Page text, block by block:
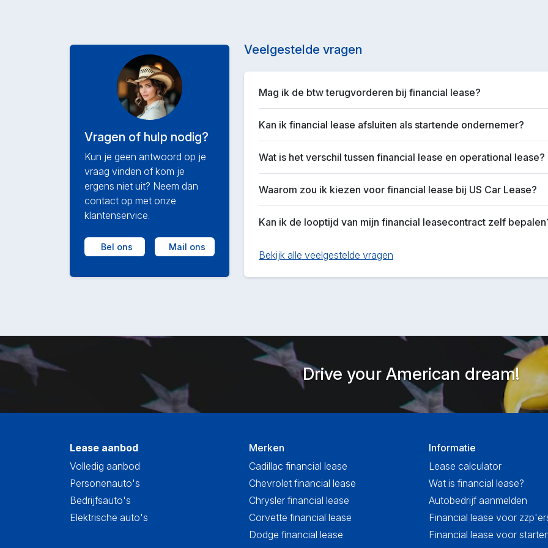
Veelgestelde vragen
Mag ik de btw terugvorderen bij financial lease?
Kan ik financial lease afsluiten als startende ondernemer?
Wat is het verschil tussen financial lease en operational lease?
Waarom zou ik kiezen voor financial lease bij US Car Lease?
Kan ik de looptijd van mijn financial leasecontract zelf
Bekijk alle veelgestelde vragen
Vragen of hulp nodig?
Kun je geen antwoord op je
vraag vinden of kom je
ergens niet uit? Neem dan
contact op met onze
klantenservice.
Bel ons Mail ons
Drive your American dream!
Lease aanbod
Volledig aanbod
Personenauto's
Bedrijfsauto's
Elektrische auto's
Merken
Cadillac financial lease
Chevrolet financial lease
Chrysler financial lease
Corvette financial lease
Dodge financial lease
Informatie
Lease calculator
Wat is financial lease?
Autobedrijf aanmelden
Financial lease voor
Financial lease voor